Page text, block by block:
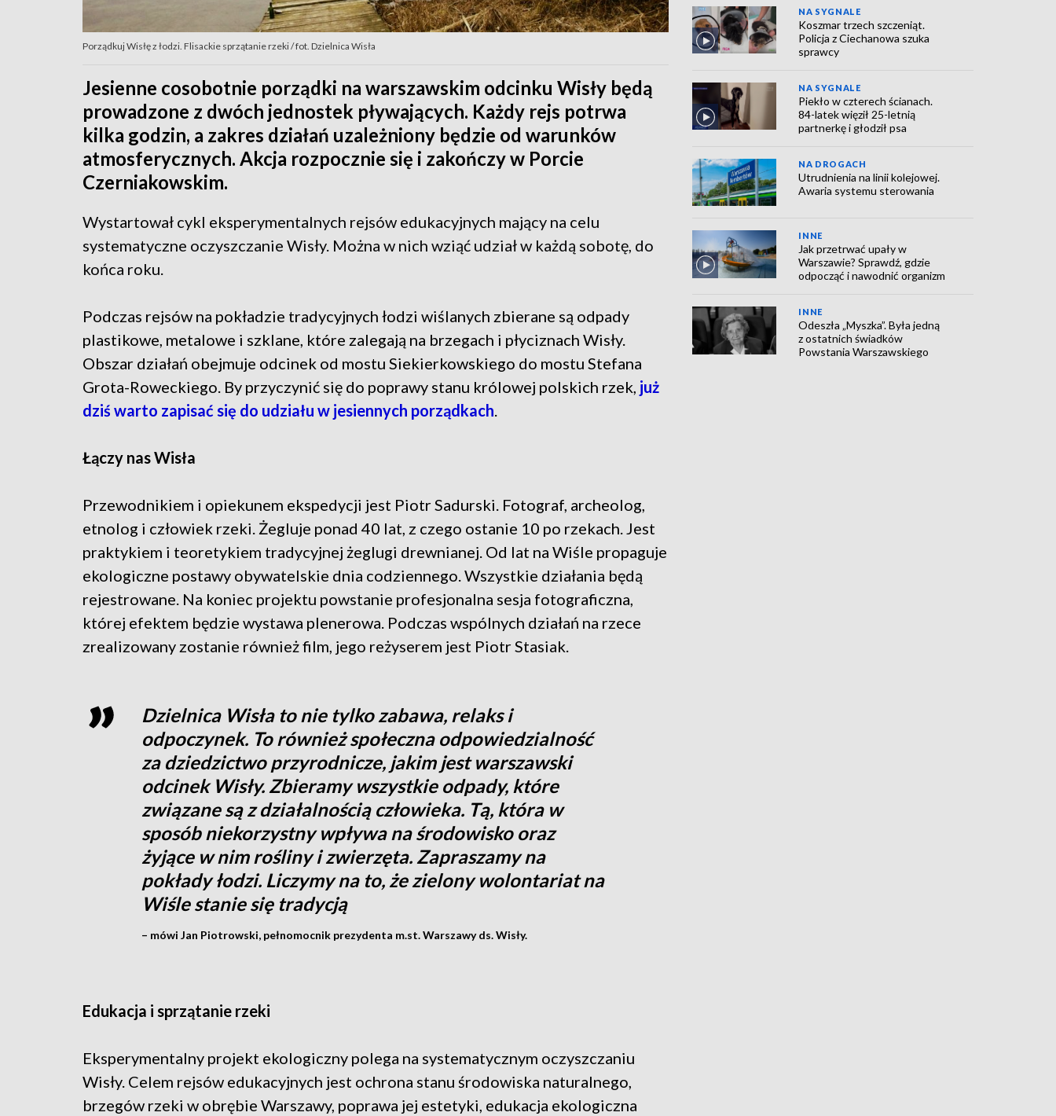
Porządkuj Wisłę z łodzi. Flisackie sprzątanie rzeki / fot. Dzielnica Wisła
Jesienne cosobotnie porządki na warszawskim odcinku Wisły będą
prowadzone z dwóch jednostek pływających. Każdy rejs potrwa
kilka godzin, a zakres działań uzależniony będzie od warunków
atmosferycznych. Akcja rozpocznie się i zakończy w Porcie
Czerniakowskim.
Wystartował cykl eksperymentalnych rejsów edukacyjnych mający na celu
systematyczne oczyszczanie Wisły. Można w nich wziąć udział w każdą sobotę, do
końca roku.
Podczas rejsów na pokładzie tradycyjnych łodzi wiślanych zbierane są odpady
plastikowe, metalowe i szklane, które zalegają na brzegach i płyciznach Wisły.
Obszar działań obejmuje odcinek od mostu Siekierkowskiego do mostu Stefana
Grota-Roweckiego. By przyczynić się do poprawy stanu królowej polskich rzek, już
dziś warto zapisać się do udziału w jesiennych porządkach.
Łączy nas Wisła
Przewodnikiem i opiekunem ekspedycji jest Piotr Sadurski. Fotograf, archeolog,
etnolog i człowiek rzeki. Żegluje ponad 40 lat, z czego ostanie 10 po rzekach. Jest
praktykiem i teoretykiem tradycyjnej żeglugi drewnianej. Od lat na Wiśle propaguje
ekologiczne postawy obywatelskie dnia codziennego. Wszystkie działania będą
rejestrowane. Na koniec projektu powstanie profesjonalna sesja fotograficzna,
której efektem będzie wystawa plenerowa. Podczas wspólnych działań na rzece
zrealizowany zostanie również film, jego reżyserem jest Piotr Stasiak.
Dzielnica Wisła to nie tylko zabawa, relaks i
odpoczynek. To również społeczna odpowiedzialność
za dziedzictwo przyrodnicze, jakim jest warszawski
odcinek Wisły. Zbieramy wszystkie odpady, które
związane są z działalnością człowieka. Tą, która w
sposób niekorzystny wpływa na środowisko oraz
żyjące w nim rośliny i zwierzęta. Zapraszamy na
pokłady łodzi. Liczymy na to, że zielony wolontariat na
Wiśle stanie się tradycją
– mówi Jan Piotrowski, pełnomocnik prezydenta m.st. Warszawy ds. Wisły.
Edukacja i sprzątanie rzeki
Eksperymentalny projekt ekologiczny polega na systematycznym oczyszczaniu
Wisły. Celem rejsów edukacyjnych jest ochrona stanu środowiska naturalnego,
brzegów rzeki w obrębie Warszawy, poprawa jej estetyki, edukacja ekologiczna
NA SYGNALE
Koszmar trzech szczeniąt.
Policja z Ciechanowa szuka
sprawcy
NA SYGNALE
Piekło w czterech ścianach.
84-latek więził 25-letnią
partnerkę i głodził psa
NA DROGACH
Utrudnienia na linii kolejowej.
Awaria systemu sterowania
INNE
Jak przetrwać upały w
Warszawie? Sprawdź, gdzie
odpocząć i nawodnić organizm
INNE
Odeszła „Myszka”. Była jedną
z ostatnich świadków
Powstania Warszawskiego